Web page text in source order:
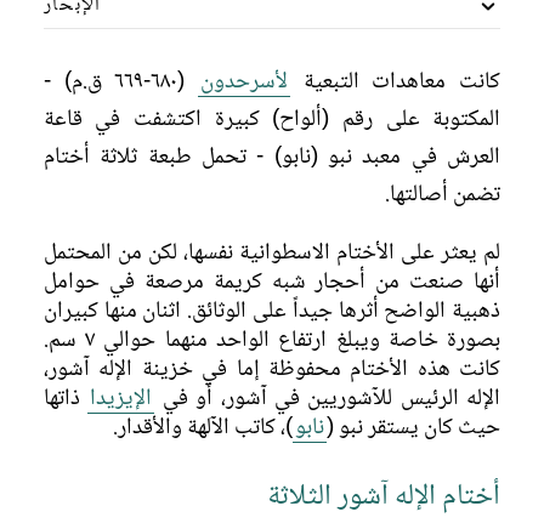
إعادة تكوين الإيزيدا
نبو (نابو): إله الكتبة
مركز إداري
مكان حفظ الأيمان
أدي (أيمان) أسرحدون
الإيزيدا: مكان حفظ الأيمان
كانت معاهدات التبعية لأسرحدون
(٦٨٠-٦٦٩ ق.م) -
المكتوبة على رقم (ألواح) كبيرة اكتشفت في قاعة
العرش في معبد نبو (نابو) - تحمل طبعة ثلاثة أختام
تضمن أصالتها.
لم يعثر على الأختام الاسطوانية نفسها، لكن من المحتمل
أنها صنعت من أحجار شبه كريمة مرصعة في حوامل
ذهبية الواضح أثرها جيداً على الوثائق. اثنان منها كبيران
بصورة خاصة ويبلغ ارتفاع الواحد منهما حوالي ٧ سم.
كانت هذه الأختام محفوظة إما في خزينة الإله آشور،
الإله الرئيس للآشوريين في آشور، أو في الإيزيدا ذاتها
حيث كان يستقر نبو (نابو)، كاتب الآلهة والأقدار.
أختام الإله آشور الثلاثة